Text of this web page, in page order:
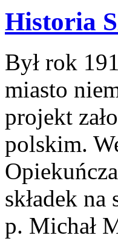
Historia
Był rok
miasto
projekt
polskim.
składek
p. Michał